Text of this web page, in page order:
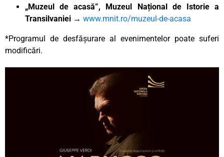
„Muzeul de acasă”, Muzeul Național de Istorie a
Transilvaniei → www.mnit.ro/muzeul-de-acasa
*Programul de desfășurare al evenimentelor poate suferi
modificări.